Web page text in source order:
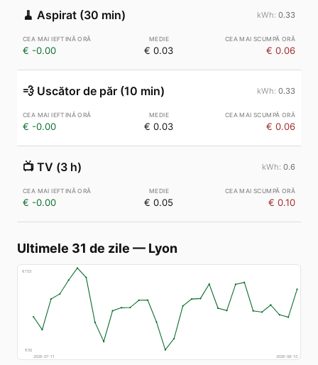
🧹 Aspirat (30 min) 0.33
€ -0.00 € 0.03 € 0.06
💨 Uscător de păr (10 min) 0.33
€ -0.00 € 0.03 € 0.06
📺 TV (3 h) 0.6
€ -0.00 € 0.05 € 0.10
Ultimele 31 de zile — Lyon
€153
€50
2026-07-11
2026-08-10